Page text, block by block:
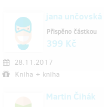
jana unčovská
28.11.2017
Kniha + kniha
Přispěno částkou
399 Kč
Martin Čihák